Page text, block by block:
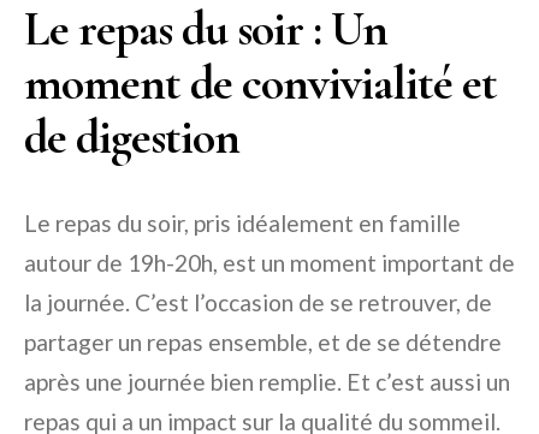
Le repas du soir : Un
moment de convivialité et
de digestion
Le repas du soir, pris idéalement en famille
autour de 19h-20h, est un moment important de
la journée. C’est l’occasion de se retrouver, de
partager un repas ensemble, et de se détendre
après une journée bien remplie. Et c’est aussi un
repas qui a un impact sur la qualité du sommeil.